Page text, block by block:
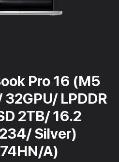
Pro 16 (M5
LPDDR
2TB/ 16.2
Silver)
A)